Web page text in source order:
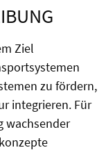
Ziel
zu fördern,
integrieren. Für
wachsender